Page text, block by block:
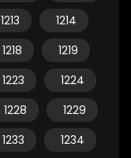
1213
1214
1218
1219
1223
1224
1228
1229
1233
1234